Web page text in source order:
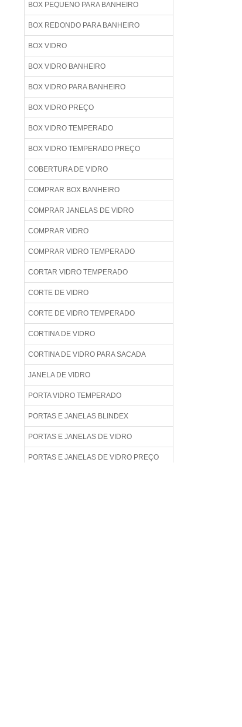
BOX PEQUENO PARA BANHEIRO
BOX REDONDO PARA BANHEIRO
BOX VIDRO
BOX VIDRO BANHEIRO
BOX VIDRO PARA BANHEIRO
BOX VIDRO PREÇO
BOX VIDRO TEMPERADO
BOX VIDRO TEMPERADO PREÇO
COBERTURA DE VIDRO
COMPRAR BOX BANHEIRO
COMPRAR JANELAS DE VIDRO
COMPRAR VIDRO
COMPRAR VIDRO TEMPERADO
CORTAR VIDRO TEMPERADO
CORTE DE VIDRO
CORTE DE VIDRO TEMPERADO
CORTINA DE VIDRO
CORTINA DE VIDRO PARA SACADA
JANELA DE VIDRO
PORTA VIDRO TEMPERADO
PORTAS E JANELAS BLINDEX
PORTAS E JANELAS DE VIDRO
PORTAS E JANELAS DE VIDRO PREÇO